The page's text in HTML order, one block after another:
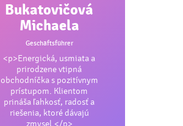
Bukatovičová
Michaela
Geschäftsführer
<p>Energická, usmiata a
prirodzene vtipná
obchodníčka s pozitívnym
prístupom. Klientom
prináša ľahkosť, radosť a
riešenia, ktoré dávajú